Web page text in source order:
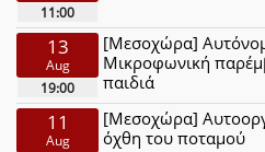
11:00
13
Aug
19:00
[Μεσοχώρα]
Μικροφωνική
παιδιά
11
Aug
[Μεσοχώρα]
όχθη του ποταμού